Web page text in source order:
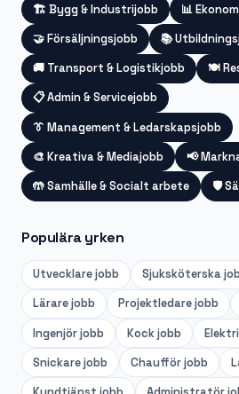
🏗️ Bygg & Industrijobb 📊
🤝Försäljningsjobb 📚
🚚 Transport & Logistikjobb 🍽️
📋Admin & Servicejobb
👔 Management & Ledarskapsjobb
🎨 Kreativa & Mediajobb 📢
🤲Samhälle & Socialt arbete 🛡️
Populära yrken
Utvecklarejobb Sjuksköterska
Lärarejobb Projektledarejobb
Ingenjörjobb Kockjobb
Snickarejobb Chaufförjobb